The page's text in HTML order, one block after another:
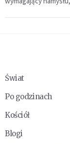
Świat
Po godzinach
Kościół
Blogi